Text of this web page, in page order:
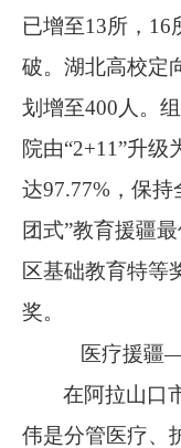
已增至13所， 16
破。湖北高校定
划增至400 人。
院由“2+11”升级
达97.77% ，保
团式”教育援疆
区基础教育特等
奖。
医疗援疆
在阿拉山口
伟是分管医疗、